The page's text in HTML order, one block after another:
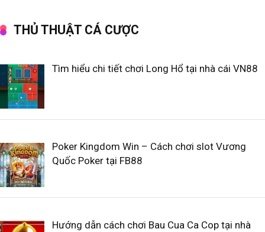
THỦ THUẬT CÁ CƯỢC
Tìm hiểu chi tiết chơi Long Hổ tại nhà cái VN88
Poker Kingdom Win – Cách chơi slot Vương
Quốc Poker tại FB88
Hướng dẫn cách chơi Bau Cua Ca Cop tại nhà